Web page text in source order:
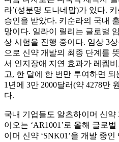
라’(성분명 도나네맙)가 있다.
승인을 받았다. 키순라의 국내
망이다. 일라이 릴리는 글로벌
상 시험을 진행 중이다. 임상 3
으로 신약 개발의 최종 단계를
서 인지장애 지연 효과가 레켐
고, 한 달에 한 번만 투여하면
1년에 3만 2000달러(약 4278만
다.
국내 기업들도 알츠하이머 신
이오는 ‘AR1001’로 올해 글로
이머 신약 ‘SNK01’을 개발 중